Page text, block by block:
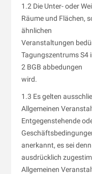
1.2 Die Unter- oder
Räume und Flächen,
ähnlichen
Veranstaltungen
Tagungszentrums S4
2 BGB abbedungen
wird.
1.3 Es gelten
Allgemeinen
Entgegenstehende
anerkannt, es sei
ausdrücklich
Allgemeinen